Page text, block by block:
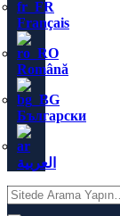
Français
Română
Български
العربية